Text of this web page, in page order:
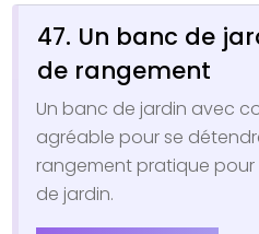
47. Un banc de
de rangement
Un banc de jardin avec
agréable pour se
rangement pratique pour
de jardin.